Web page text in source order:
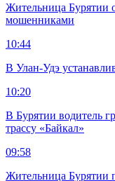
Жительница Бурятии
мошенниками
10:44
В Улан-Удэ
10:20
В Бурятии водитель
трассу «Байкал»
09:58
Жительница Бурятии